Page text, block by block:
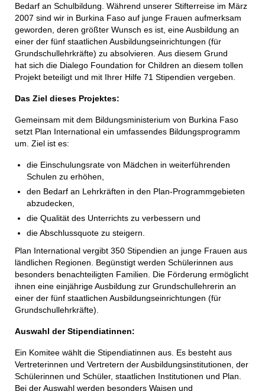
Bedarf an Schulbildung. Während unserer Stifterreise im März
2007 sind wir in Burkina Faso auf junge Frauen aufmerksam
geworden, deren größter Wunsch es ist, eine Ausbildung an
einer der fünf staatlichen Ausbildungseinrichtungen (für
Grundschullehrkräfte) zu absolvieren. Aus diesem Grund
hat sich die Dialego Foundation for Children an diesem tollen
Projekt beteiligt und mit Ihrer Hilfe 71 Stipendien vergeben.
Das Ziel dieses Projektes:
Gemeinsam mit dem Bildungsministerium von Burkina Faso
setzt Plan International ein umfassendes Bildungsprogramm
um. Ziel ist es:
die Einschulungsrate von Mädchen in weiterführenden
Schulen zu erhöhen,
den Bedarf an Lehrkräften in den Plan-Programmgebieten
abzudecken,
die Qualität des Unterrichts zu verbessern und
die Abschlussquote zu steigern.
Plan International vergibt 350 Stipendien an junge Frauen aus
ländlichen Regionen. Begünstigt werden Schülerinnen aus
besonders benachteiligten Familien. Die Förderung ermöglicht
ihnen eine einjährige Ausbildung zur Grundschullehrerin an
einer der fünf staatlichen Ausbildungseinrichtungen (für
Grundschullehrkräfte).
Auswahl der Stipendiatinnen:
Ein Komitee wählt die Stipendiatinnen aus. Es besteht aus
Vertreterinnen und Vertretern der Ausbildungsinstitutionen, der
Schülerinnen und Schüler, staatlichen Institutionen und Plan.
Bei der Auswahl werden besonders Waisen und